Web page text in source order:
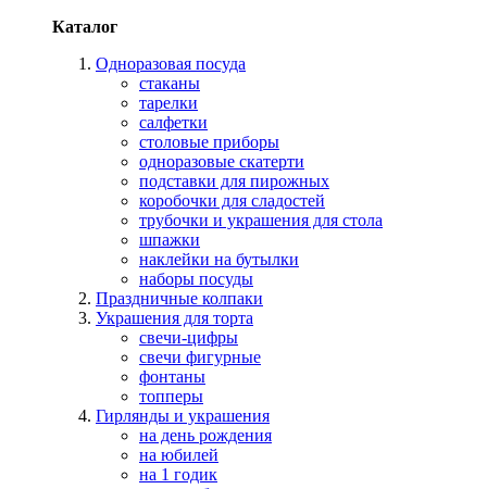
Каталог
Одноразовая посуда
стаканы
тарелки
салфетки
столовые приборы
одноразовые скатерти
подставки для пирожных
коробочки для сладостей
трубочки и украшения для стола
шпажки
наклейки на бутылки
наборы посуды
Праздничные колпаки
Украшения для торта
свечи-цифры
свечи фигурные
фонтаны
топперы
Гирлянды и украшения
на день рождения
на юбилей
на 1 годик